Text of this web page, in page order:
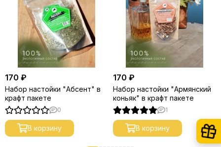
170 ₽
Набор настойки "Абсент" в
крафт пакете
0
В корзину
170 ₽
Набор настойки "Армянский
коньяк" в крафт пакете
1
В корзину